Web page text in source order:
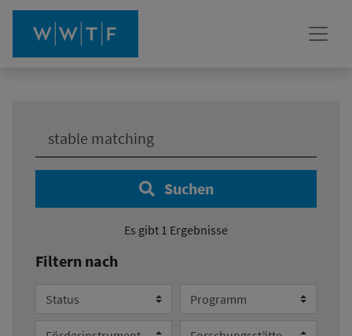
Suchen
Es gibt 1 Ergebnisse
Filtern nach
Status Programm
Förderinstrument Forschungsstätte